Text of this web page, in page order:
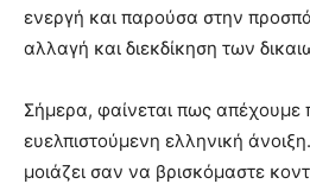
ενεργή και παρούσα στην
αλλαγή και διεκδίκηση των
Σήμερα, φαίνεται πως απέχουμε
ευελπιστούμενη ελληνική
μοιάζει σαν να βρισκόμαστε